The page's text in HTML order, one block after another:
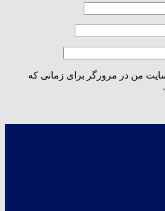
من در مرورگر برای زمانی که